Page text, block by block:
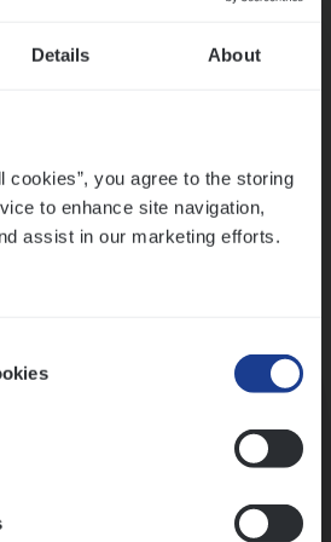
Details About
cookies”, you agree to the storing
to enhance site navigation,
assist in our marketing efforts.